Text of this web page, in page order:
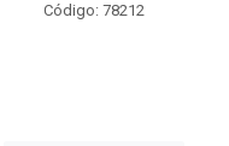
Código: 78212